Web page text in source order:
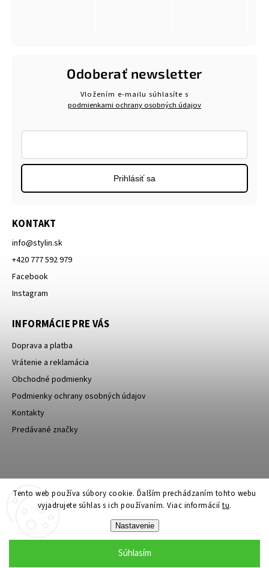
Tento web používa súbory cookie. Ďalším prechádzaním tohto webu
vyjadrujete súhlas s ich používaním. Viac informáciítu.
Nastavenie
Súhlasím
KONTAKT
info@stylin.sk
+420 777 592 979
Facebook
Instagram
INFORMÁCIE PRE VÁS
Doprava a platba
Vrátenie a reklamácia
Obchodné podmienky
Podmienky ochrany osobných údajov
Kontakty
Predávané značky
Odoberať newsletter
Vložením e-mailu súhlasíte s
podmienkami ochrany osobných údajov
Prihlásiť sa
Bagin.cz